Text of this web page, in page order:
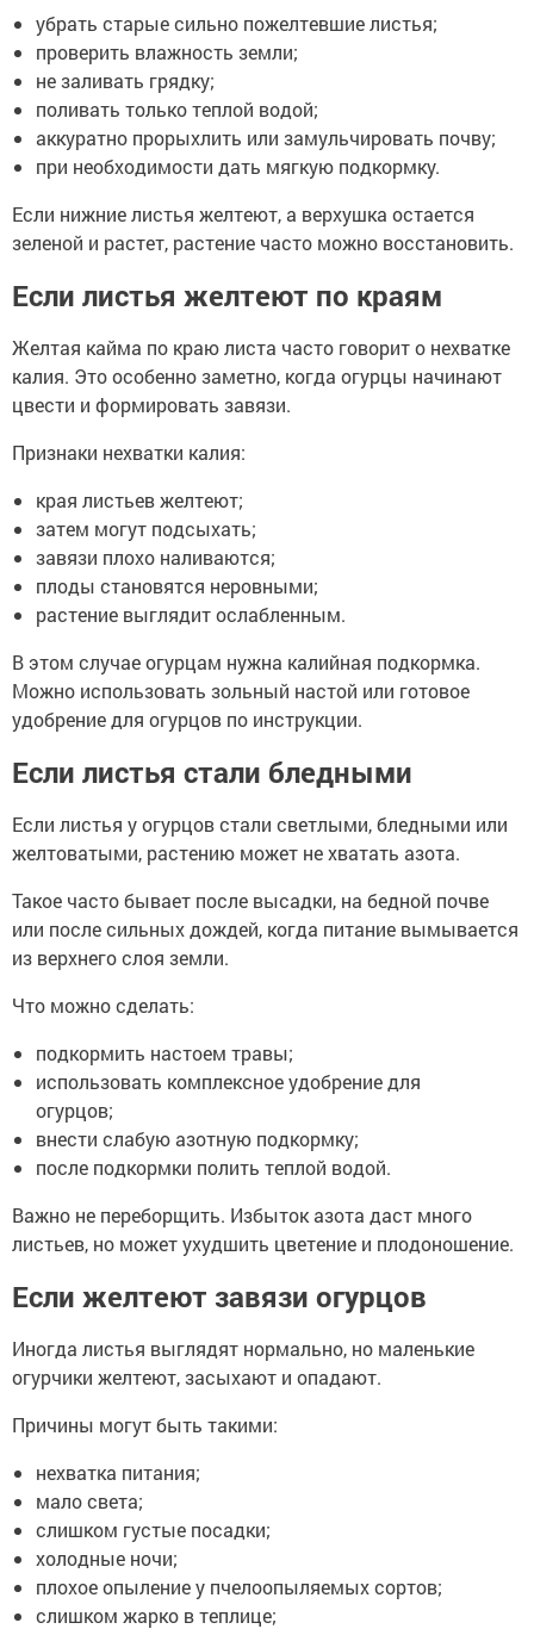
убрать старые сильно пожелтевшие листья;
проверить влажность земли;
не заливать грядку;
поливать только теплой водой;
аккуратно прорыхлить или замульчировать почву;
при необходимости дать мягкую подкормку.
Если нижние листья желтеют, а верхушка остается
зеленой и растет, растение часто можно восстановить.
Если листья желтеют по краям
Желтая кайма по краю листа часто говорит о нехватке
калия. Это особенно заметно, когда огурцы начинают
цвести и формировать завязи.
Признаки нехватки калия:
края листьев желтеют;
затем могут подсыхать;
завязи плохо наливаются;
плоды становятся неровными;
растение выглядит ослабленным.
В этом случае огурцам нужна калийная подкормка.
Можно использовать зольный настой или готовое
удобрение для огурцов по инструкции.
Если листья стали бледными
Если листья у огурцов стали светлыми, бледными или
желтоватыми, растению может не хватать азота.
Такое часто бывает после высадки, на бедной почве
или после сильных дождей, когда питание вымывается
из верхнего слоя земли.
Что можно сделать:
подкормить настоем травы;
использовать комплексное удобрение для
огурцов;
внести слабую азотную подкормку;
после подкормки полить теплой водой.
Важно не переборщить. Избыток азота даст много
листьев, но может ухудшить цветение и плодоношение.
Если желтеют завязи огурцов
Иногда листья выглядят нормально, но маленькие
огурчики желтеют, засыхают и опадают.
Причины могут быть такими:
нехватка питания;
мало света;
слишком густые посадки;
холодные ночи;
плохое опыление у пчелоопыляемых сортов;
слишком жарко в теплице;